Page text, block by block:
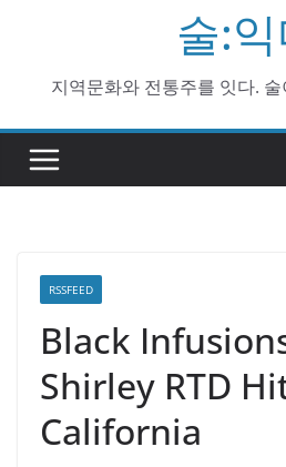
술:
지역문화와 전통주를 잇다.
RSSFEED
Black
Shirley RTD
California